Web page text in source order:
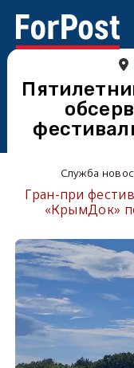
Служба
Гран-при
«КрымДок»